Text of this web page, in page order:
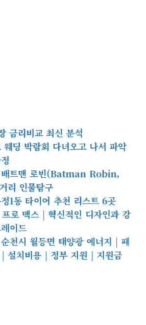
금리비교 최신 분석
웨딩 박람회 다녀오고 나서 파악
배트맨 로빈(Batman Robin,
리 인물탐구
1동 타이어 추천 리스트 6곳
로 맥스 | 혁신적인 디자인과 강
이드
천시 월등면 태양광 에너지 | 패
설치비용 | 정부 지원 | 지원금